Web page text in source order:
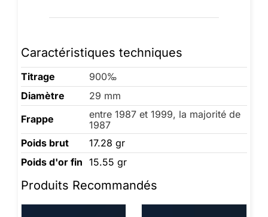
Caractéristiques techniques
Titrage
900‰
Diamètre
29 mm
Frappe
entre 1987 et 1999, la majorité de
1987
Poids brut
17.28 gr
Poids d'or fin 15.55 gr
Produits Recommandés